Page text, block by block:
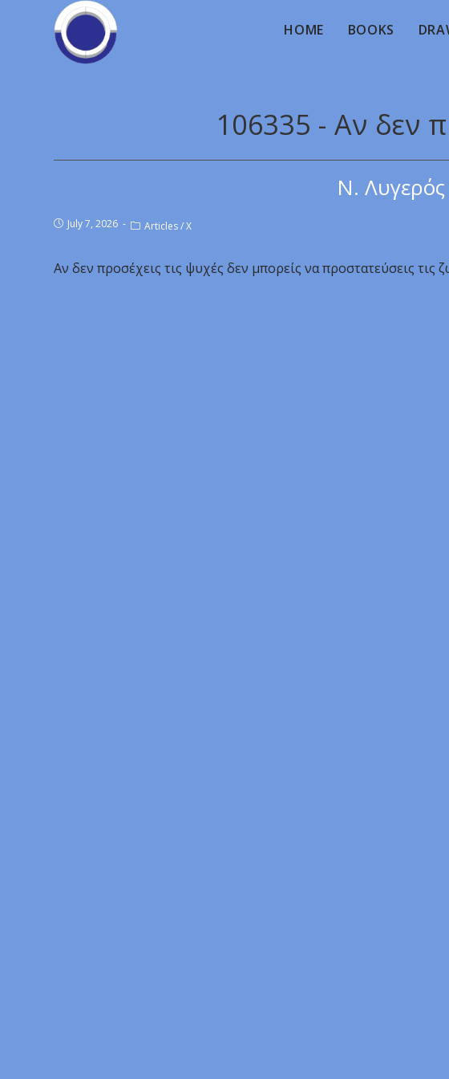
HOME BOOKS
106335 - Αν δεν
Ν. Λυγερός
July 7, 2026 Articles/X
Αν δεν προσέχεις τις ψυχές δεν μπορείς να προστατεύσεις τις